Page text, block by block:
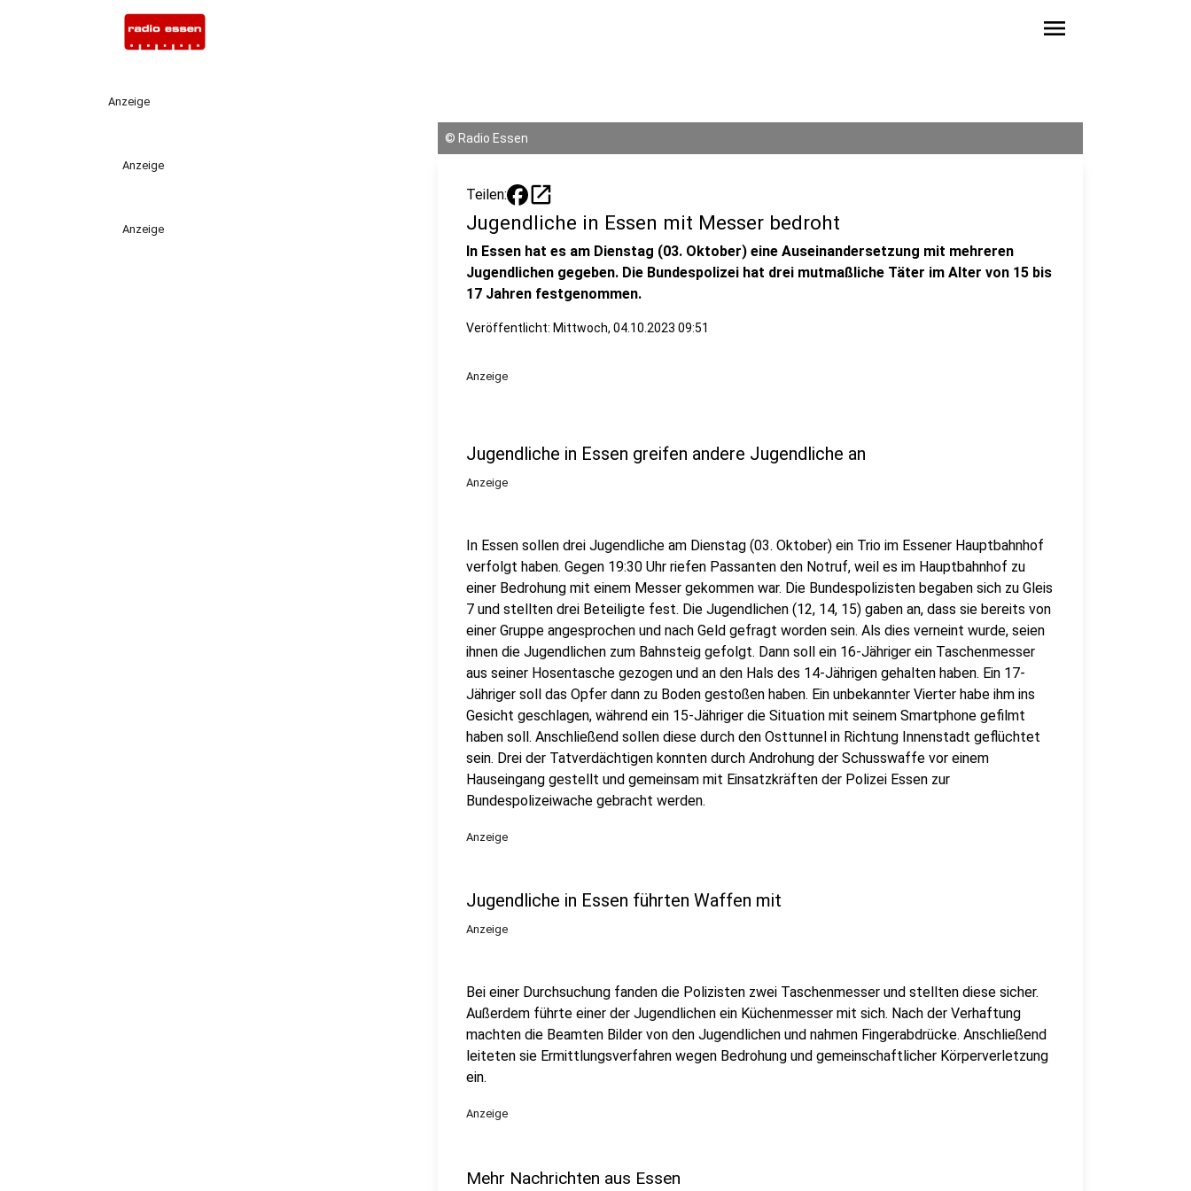
menu
Anzeige
Anzeige
Anzeige
© Radio Essen
Teilen: open_in_new
Jugendliche in Essen mit Messer bedroht
In Essen hat es am Dienstag (03. Oktober) eine Auseinandersetzung mit mehreren
Jugendlichen gegeben. Die Bundespolizei hat drei mutmaßliche Täter im Alter von 15 bis
17 Jahren festgenommen.
Veröffentlicht: Mittwoch, 04.10.2023 09:51
Anzeige
Jugendliche in Essen greifen andere Jugendliche an
Anzeige
In Essen sollen drei Jugendliche am Dienstag (03. Oktober) ein Trio im Essener Hauptbahnhof
verfolgt haben. Gegen 19:30 Uhr riefen Passanten den Notruf, weil es im Hauptbahnhof zu
einer Bedrohung mit einem Messer gekommen war. Die Bundespolizisten begaben sich zu Gleis
7 und stellten drei Beteiligte fest. Die Jugendlichen (12, 14, 15) gaben an, dass sie bereits von
einer Gruppe angesprochen und nach Geld gefragt worden sein. Als dies verneint wurde, seien
ihnen die Jugendlichen zum Bahnsteig gefolgt. Dann soll ein 16-Jähriger ein Taschenmesser
aus seiner Hosentasche gezogen und an den Hals des 14-Jährigen gehalten haben. Ein 17-
Jähriger soll das Opfer dann zu Boden gestoßen haben. Ein unbekannter Vierter habe ihm ins
Gesicht geschlagen, während ein 15-Jähriger die Situation mit seinem Smartphone gefilmt
haben soll. Anschließend sollen diese durch den Osttunnel in Richtung Innenstadt geflüchtet
sein. Drei der Tatverdächtigen konnten durch Androhung der Schusswaffe vor einem
Hauseingang gestellt und gemeinsam mit Einsatzkräften der Polizei Essen zur
Bundespolizeiwache gebracht werden.
Anzeige
Jugendliche in Essen führten Waffen mit
Anzeige
Bei einer Durchsuchung fanden die Polizisten zwei Taschenmesser und stellten diese sicher.
Außerdem führte einer der Jugendlichen ein Küchenmesser mit sich. Nach der Verhaftung
machten die Beamten Bilder von den Jugendlichen und nahmen Fingerabdrücke. Anschließend
leiteten sie Ermittlungsverfahren wegen Bedrohung und gemeinschaftlicher Körperverletzung
ein.
Anzeige
Mehr Nachrichten aus Essen